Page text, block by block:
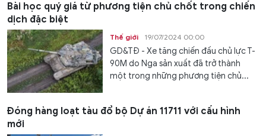
Bài học quý giá từ phương tiện chủ chốt trong chiến
dịch đặc biệt
Thế giới 19/07/2024 00:00
GD&TĐ - Xe tăng chiến đấu chủ lực T-
90M do Nga sản xuất đã trở thành
một trong những phương tiện chủ...
Đóng hàng loạt tàu đổ bộ Dự án 11711 với cấu hình
mới